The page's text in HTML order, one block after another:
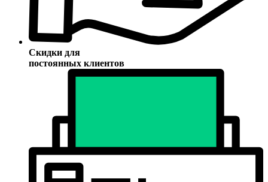
Скидки для
постоянных клиентов